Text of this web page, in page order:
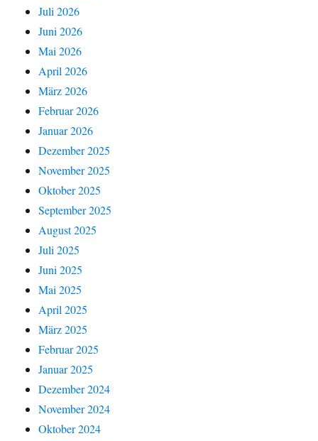
Juli 2026
Juni 2026
Mai 2026
April 2026
März 2026
Februar 2026
Januar 2026
Dezember 2025
November 2025
Oktober 2025
September 2025
August 2025
Juli 2025
Juni 2025
Mai 2025
April 2025
März 2025
Februar 2025
Januar 2025
Dezember 2024
November 2024
Oktober 2024